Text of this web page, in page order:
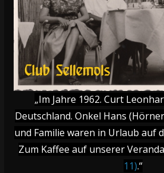
„Im Jahre 1962. Curt
Deutschland. Onkel Hans
und Familie waren in Urlaub auf
Zum Kaffee auf unserer Veranda
11).“